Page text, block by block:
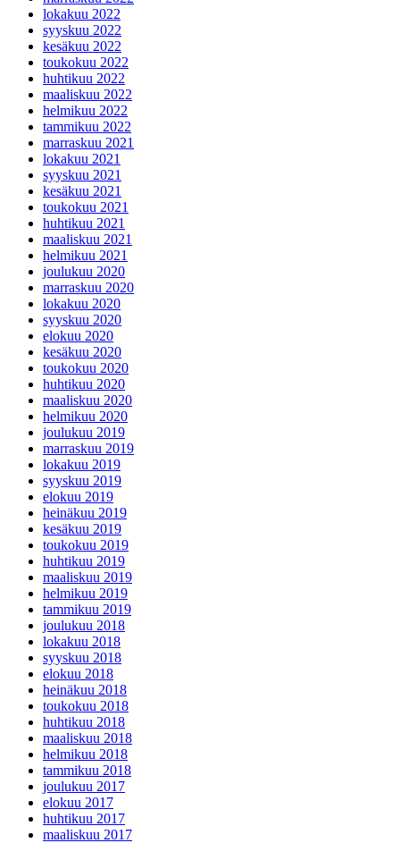
lokakuu 2022
syyskuu 2022
kesäkuu 2022
toukokuu 2022
huhtikuu 2022
maaliskuu 2022
helmikuu 2022
tammikuu 2022
marraskuu 2021
lokakuu 2021
syyskuu 2021
kesäkuu 2021
toukokuu 2021
huhtikuu 2021
maaliskuu 2021
helmikuu 2021
joulukuu 2020
marraskuu 2020
lokakuu 2020
syyskuu 2020
elokuu 2020
kesäkuu 2020
toukokuu 2020
huhtikuu 2020
maaliskuu 2020
helmikuu 2020
joulukuu 2019
marraskuu 2019
lokakuu 2019
syyskuu 2019
elokuu 2019
heinäkuu 2019
kesäkuu 2019
toukokuu 2019
huhtikuu 2019
maaliskuu 2019
helmikuu 2019
tammikuu 2019
joulukuu 2018
lokakuu 2018
syyskuu 2018
elokuu 2018
heinäkuu 2018
toukokuu 2018
huhtikuu 2018
maaliskuu 2018
helmikuu 2018
tammikuu 2018
joulukuu 2017
elokuu 2017
huhtikuu 2017
maaliskuu 2017